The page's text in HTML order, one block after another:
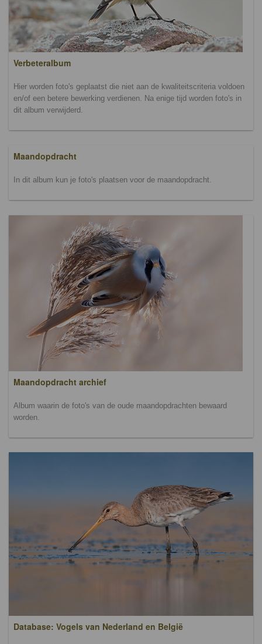
Verbeteralbum
Hier worden foto's geplaatst die niet aan de kwaliteitscriteria voldoen
en/of een betere bewerking verdienen. Na enige tijd worden foto's in
dit album verwijderd.
Maandopdracht
In dit album kun je foto's plaatsen voor de maandopdracht.
Maandopdracht archief
Album waarin de foto's van de oude maandopdrachten bewaard
worden.
Database: Vogels van Nederland en België